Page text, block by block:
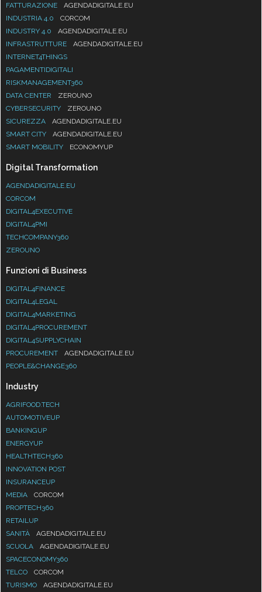
FATTURAZIONE
AGENDADIGITALE.EU
INDUSTRIA 4.0
CORCOM
INDUSTRY 4.0
AGENDADIGITALE.EU
INFRASTRUTTURE
AGENDADIGITALE.EU
INTERNET4THINGS
PAGAMENTIDIGITALI
RISKMANAGEMENT360
DATA CENTER
ZEROUNO
CYBERSECURITY
ZEROUNO
SICUREZZA
AGENDADIGITALE.EU
SMART CITY
AGENDADIGITALE.EU
SMART MOBILITY
ECONOMYUP
Digital Transformation
AGENDADIGITALE.EU
CORCOM
DIGITAL4EXECUTIVE
DIGITAL4PMI
TECHCOMPANY360
ZEROUNO
Funzioni di Business
DIGITAL4FINANCE
DIGITAL4LEGAL
DIGITAL4MARKETING
DIGITAL4PROCUREMENT
DIGITAL4SUPPLYCHAIN
PROCUREMENT
AGENDADIGITALE.EU
PEOPLE&CHANGE360
Industry
AGRIFOOD.TECH
AUTOMOTIVEUP
BANKINGUP
ENERGYUP
HEALTHTECH360
INNOVATION POST
INSURANCEUP
MEDIA
CORCOM
PROPTECH360
RETAILUP
SANITÀ
AGENDADIGITALE.EU
SCUOLA
AGENDADIGITALE.EU
SPACECONOMY360
TELCO
CORCOM
TURISMO
AGENDADIGITALE.EU